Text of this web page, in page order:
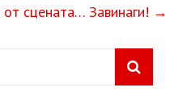
сцената… Завинаги! →